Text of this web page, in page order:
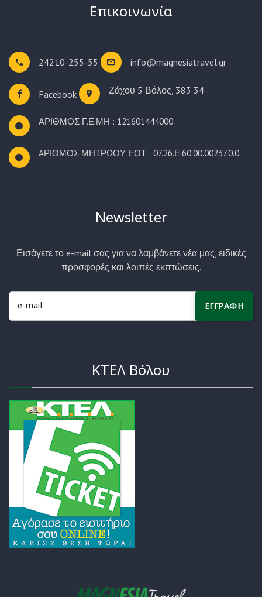
Επικοινωνία
24210-255-55 info@magnesiatravel.gr
Facebook Ζάχου 5 Βόλος, 383 34
ΑΡΙΘΜΟΣ Γ.Ε.ΜΗ : 121601444000
AΡΙΘΜΟΣ ΜΗΤΡΩΟΥ ΕΟΤ : 07.26.Ε.60.00.00237.0.0
Newsletter
Εισάγετε το e-mail σας για να λαμβάνετε νέα μας, ειδικές
προσφορές και λοιπές εκπτώσεις.
ΕΓΓΡΑΦΗ
ΚΤΕΛ Βόλου